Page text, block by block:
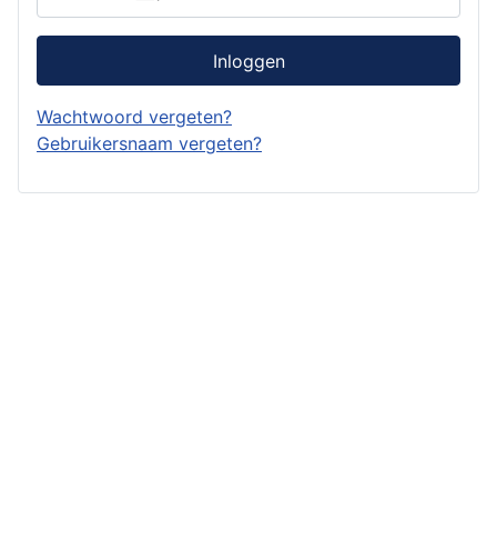
Inloggen
Wachtwoord vergeten?
Gebruikersnaam vergeten?